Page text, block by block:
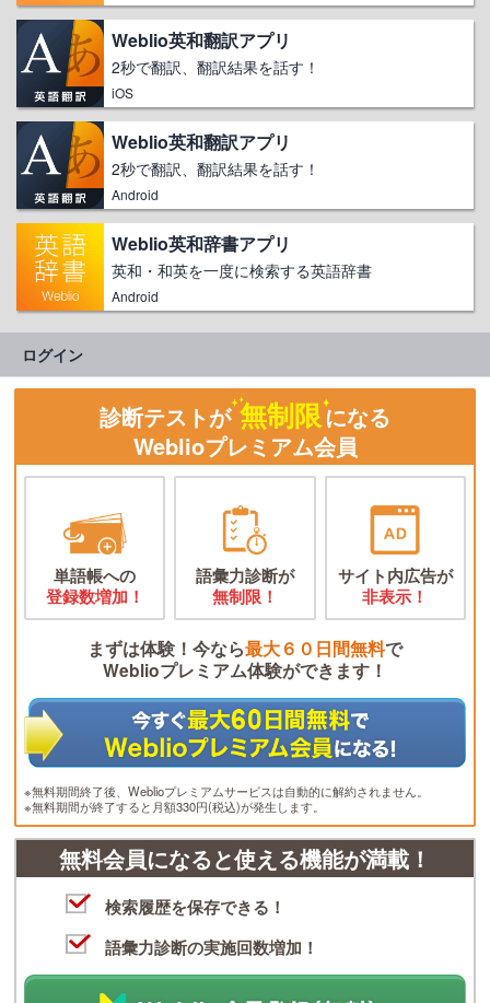
Weblio英和翻訳アプリ
2秒で翻訳、翻訳結果を話す！
iOS
Weblio英和翻訳アプリ
2秒で翻訳、翻訳結果を話す！
Android
Weblio英和辞書アプリ
英和・和英を一度に検索する英語辞書
Android
ログイン
診断テストが 無制限になる
Weblioプレミアム会員
単語帳への
登録数増加！
語彙力診断が
無制限！
サイト内広告が
非表示！
まずは体験！今なら最大６０日間無料で
Weblioプレミアム体験ができます！
※無料期間終了後、Weblioプレミアムサービスは自動的に解約されません。
※無料期間が終了すると月額330円(税込)が発生します。
無料会員になると使える機能が満載！
検索履歴を保存できる！
語彙力診断の実施回数増加！